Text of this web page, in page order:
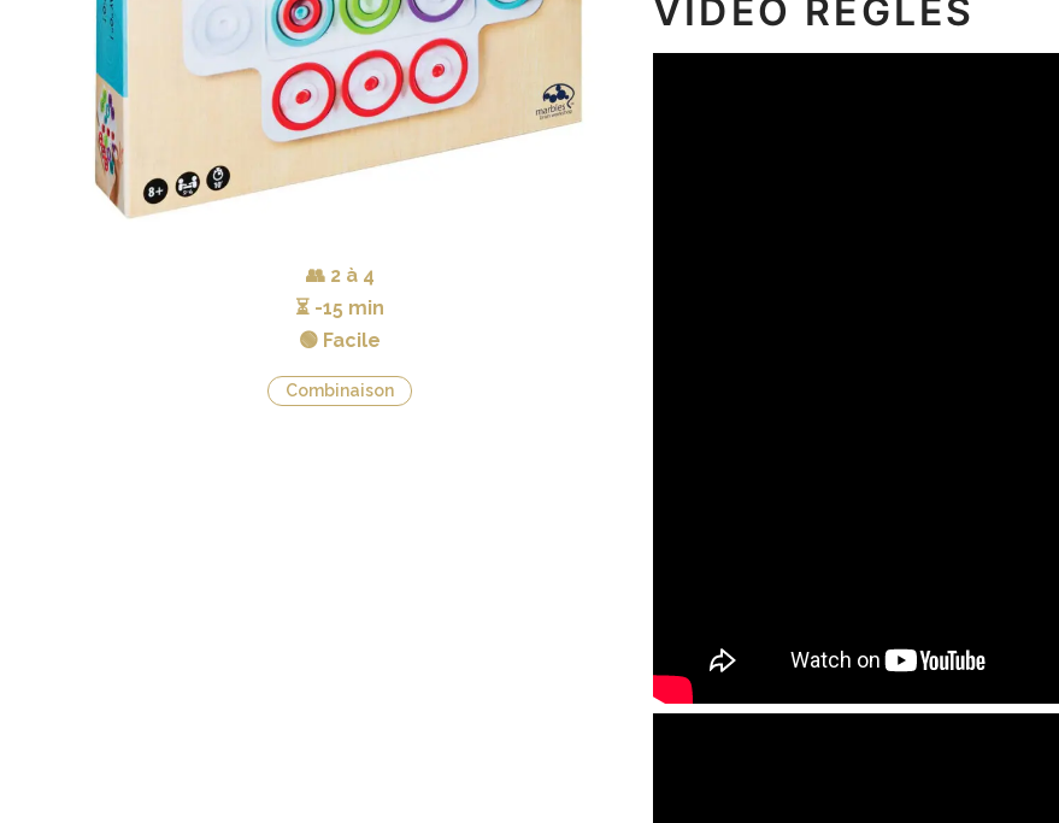
👥 2 à 4
⏳ -15 min
🟢 Facile
Combinaison
VIDEO RÈGLES